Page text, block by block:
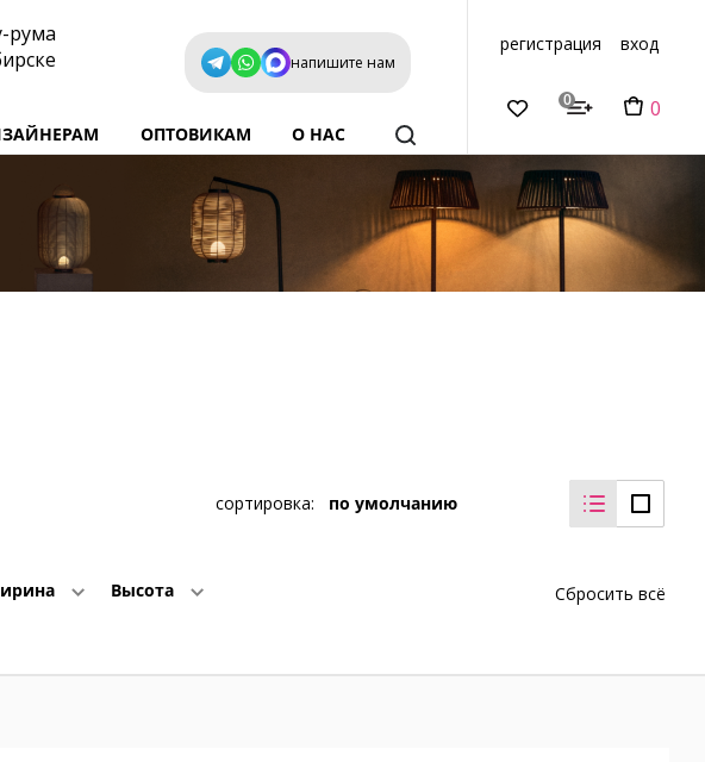
рума
напишите нам
ОПТОВИКАМ О НАС
регистрация вход
0 0
Высота
сортировка: по умолчанию
Сбросить всё